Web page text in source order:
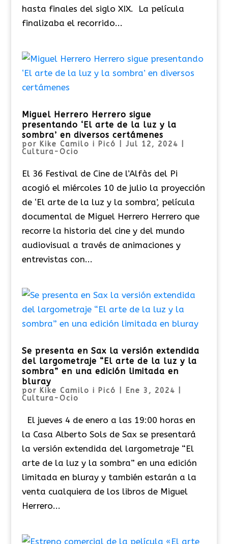
hasta finales del siglo XIX. La película
finalizaba el recorrido...
Miguel Herrero Herrero sigue
presentando ‘El arte de la luz y la
sombra’ en diversos certámenes
por Kike Camilo i Picó Jul 12, 2024
Cultura-Ocio
El 36 Festival de Cine de l’Alfàs del Pi
acogió el miércoles 10 de julio la proyección
de ‘El arte de la luz y la sombra’, película
documental de Miguel Herrero Herrero que
recorre la historia del cine y del mundo
audiovisual a través de animaciones y
entrevistas con...
Se presenta en Sax la versión extendida
del largometraje “El arte de la luz y la
sombra” en una edición limitada en
bluray
por Kike Camilo i Picó Ene 3, 2024
Cultura-Ocio
El jueves 4 de enero a las 19:00 horas en
la Casa Alberto Sols de Sax se presentará
la versión extendida del largometraje “El
arte de la luz y la sombra” en una edición
limitada en bluray y también estarán a la
venta cualquiera de los libros de Miguel
Herrero...